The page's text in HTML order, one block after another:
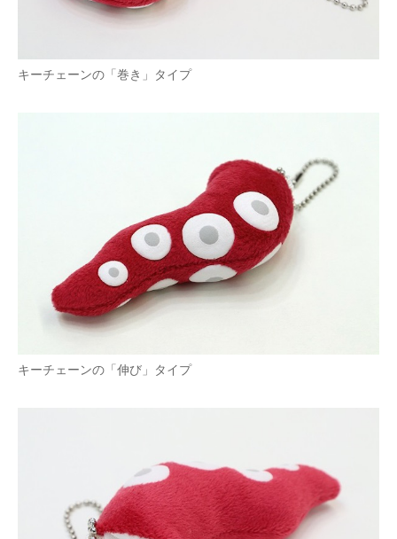
キーチェーンの「巻き」タイプ
キーチェーンの「伸び」タイプ